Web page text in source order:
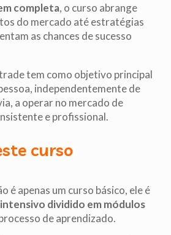
completa, o curso abrange
do mercado até estratégias
as chances de sucesso
tem como objetivo principal
independentemente de
a operar no mercado de
e profissional.
curso
é apenas um curso básico, ele é
dividido em módulos
de aprendizado.